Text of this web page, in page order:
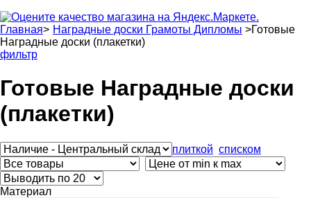
Главная> Наградные доски Грамоты Дипломы >Готовые
Наградные доски (плакетки)
фильтр
Готовые Наградные доски
(плакетки)
плиткой списком
Материал